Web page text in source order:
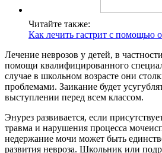
Читайте также:
Как лечить гастрит с помощью
Лечение неврозов у детей, в
помощи квалифицированного
случае в школьном возрасте они
проблемами. Заикание будет
выступлении перед всем классом.
Энурез развивается, если
травма и нарушения процесса
недержание мочи может быть
развития невроза. Школьник или